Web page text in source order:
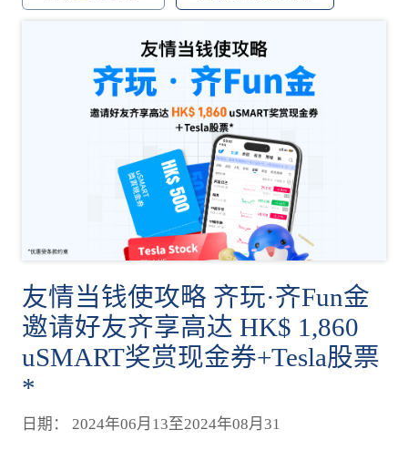
友情当钱使攻略 齐玩·齐Fun金
邀请好友齐享高达 HK$ 1,860
uSMART奖赏现金券+Tesla股票
*
日期： 2024年06月13至2024年08月31